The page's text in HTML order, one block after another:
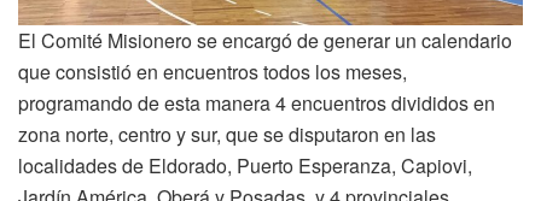
El Comité Misionero se encargó de generar un calendario
que consistió en encuentros todos los meses,
programando de esta manera 4 encuentros divididos en
zona norte, centro y sur, que se disputaron en las
localidades de Eldorado, Puerto Esperanza, Capiovi,